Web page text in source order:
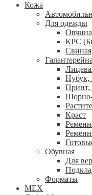
Кожа
Для одежды
КРС
Свиная
Принт,
Шорно-
Краст
Обувная
Для
Форматы
МЕХ